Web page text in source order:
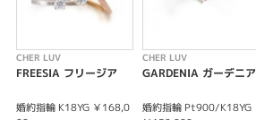
婚約指輪 アンティーク
テイスト
婚約指輪 アンティーク
CHER LUV
FREESIA フリージア
婚約指輪 K18YG ￥168,0
CHER LUV
GARDENIA ガーデニア
婚約指輪 Pt900/K18YG